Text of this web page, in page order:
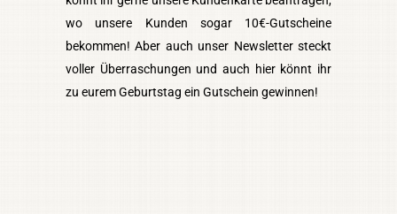
wo unsere Kunden sogar 10€-Gutscheine
bekommen! Aber auch unser Newsletter steckt
voller Überraschungen und auch hier könnt ihr
zu eurem Geburtstag ein Gutschein gewinnen!